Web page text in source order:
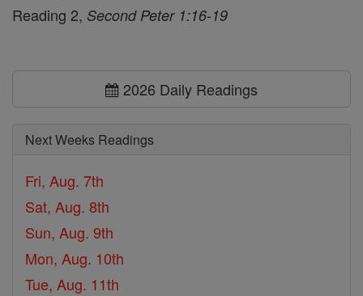
Reading 2, Second Peter 1:16-19
2026 Daily Readings
Next Weeks Readings
Fri, Aug. 7th
Sat, Aug. 8th
Sun, Aug. 9th
Mon, Aug. 10th
Tue, Aug. 11th